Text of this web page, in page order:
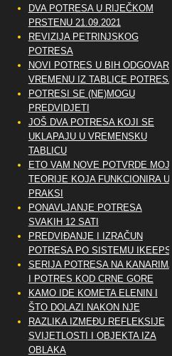
DVA POTRESA U RIJEČKOM
PRSTENU 21.09.2021
REVIZIJA PETRINJSKOG
POTRESA
NOVI POTRES U BIH ODGOVARA
VREMENU IZ TABLICE POTRESA
POTRESI SE (NE)MOGU
PREDVIDJETI
JOŠ DVA POTRESA KOJI SE
UKLAPAJU U VREMENSKU
TABLICU
ETO VAM NOVE POTVRDE MOJE
TEORIJE KOJA FUNKCIONIRA U
PRAKSI
PONAVLJANJE POTRESA
SVAKIH 12 SATI
PREDVIĐANJE I IZRAČUN
POTRESA PO SISTEMU IKEEPS
SERIJA POTRESA NA KANARIMA
I POTRES KOD CRNE GORE
KAMO IDE KOMETA ELENIN I
ŠTO DOLAZI NAKON NJE
RAZLIKA IZMEĐU REFLEKSIJE
SVIJETLOSTI I OBJEKTA IZA
OBLAKA